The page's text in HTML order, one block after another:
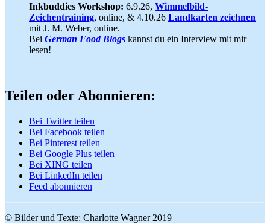
Inkbuddies Workshop: 6.9.26, Wimmelbild-
Zeichentraining, online, & 4.10.26 Landkarten zeichnen
mit J. M. Weber, online.
Bei German Food Blogs kannst du ein Interview mit mir
lesen!
Teilen oder Abonnieren:
Bei Twitter teilen
Bei Facebook teilen
Bei Pinterest teilen
Bei Google Plus teilen
Bei XING teilen
Bei LinkedIn teilen
Feed abonnieren
© Bilder und Texte: Charlotte Wagner 2019